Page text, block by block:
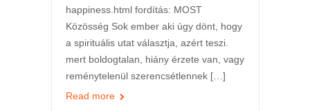
happiness.html fordítás: MOST
Közösség Sok ember aki úgy dönt, hogy
a spirituális utat választja, azért teszi.
mert boldogtalan, hiány érzete van, vagy
reménytelenül szerencsétlennek […]
Read more